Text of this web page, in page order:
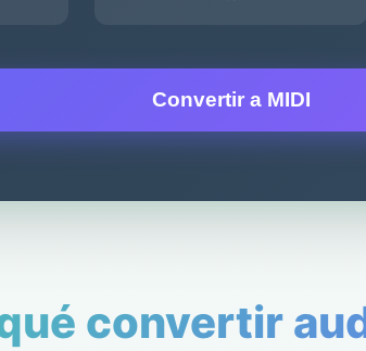
Convertir a MIDI
convertir